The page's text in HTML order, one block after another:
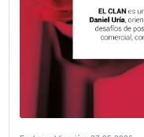
El
seguridad y
zigzag en
Buenos Aires